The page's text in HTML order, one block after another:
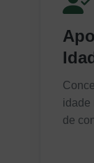
idade
de